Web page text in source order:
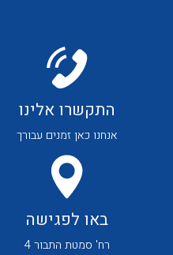
התקשרו אלינו
אנחנו כאן זמנים עבורך
באו לפגישה
רח' סמטת התבור 4